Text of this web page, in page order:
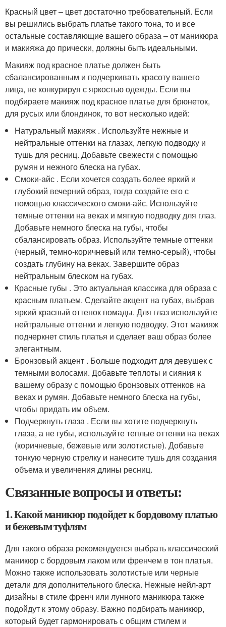
Красный цвет – цвет достаточно требовательный. Если
вы решились выбрать платье такого тона, то и все
остальные составляющие вашего образа – от маникюра
и макияжа до прически, должны быть идеальными.
Макияж под красное платье должен быть
сбалансированным и подчеркивать красоту вашего
лица, не конкурируя с яркостью одежды. Если вы
подбираете макияж под красное платье для брюнеток,
для русых или блондинок, то вот несколько идей:
Натуральный макияж . Используйте нежные и
нейтральные оттенки на глазах, легкую подводку и
тушь для ресниц. Добавьте свежести с помощью
румян и нежного блеска на губах.
Смоки-айс . Если хочется создать более яркий и
глубокий вечерний образ, тогда создайте его с
помощью классического смоки-айс. Используйте
темные оттенки на веках и мягкую подводку для глаз.
Добавьте немного блеска на губы, чтобы
сбалансировать образ. Используйте темные оттенки
(черный, темно-коричневый или темно-серый), чтобы
создать глубину на веках. Завершите образ
нейтральным блеском на губах.
Красные губы . Это актуальная классика для образа с
красным платьем. Сделайте акцент на губах, выбрав
яркий красный оттенок помады. Для глаз используйте
нейтральные оттенки и легкую подводку. Этот макияж
подчеркнет стиль платья и сделает ваш образ более
элегантным.
Бронзовый акцент . Больше подходит для девушек с
темными волосами. Добавьте теплоты и сияния к
вашему образу с помощью бронзовых оттенков на
веках и румян. Добавьте немного блеска на губы,
чтобы придать им объем.
Подчеркнуть глаза . Если вы хотите подчеркнуть
глаза, а не губы, используйте теплые оттенки на веках
(коричневые, бежевые или золотистые). Добавьте
тонкую черную стрелку и нанесите тушь для создания
объема и увеличения длины ресниц.
Связанные вопросы и ответы:
1. Какой маникюр подойдет к бордовому платью
и бежевым туфлям
Для такого образа рекомендуется выбрать классический
маникюр с бордовым лаком или френчем в тон платья.
Можно также использовать золотистые или черные
детали для дополнительного блеска. Нежные нейл-арт
дизайны в стиле френч или лунного маникюра также
подойдут к этому образу. Важно подбирать маникюр,
который будет гармонировать с общим стилем и